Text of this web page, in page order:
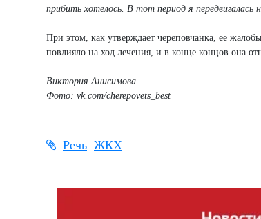
прибить хотелось. В тот период я передвигалась
При этом, как утверждает череповчанка, ее
повлияло на ход лечения, и в конце концов она
Виктория Анисимова
Фото: vk.com/cherepovets_best
Речь ЖКХ